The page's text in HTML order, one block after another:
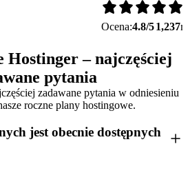
Ocena:4.8/51,237
Hostinger – najczęściej
pytania
zadawane pytania w odniesieniu
roczne plany hostingowe.
jest obecnie dostępnych